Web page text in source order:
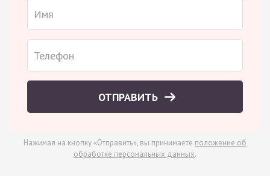
ОТПРАВИТЬ
Нажимая на кнопку «Отправить», вы принимаете положение об
обработке персональных данных.